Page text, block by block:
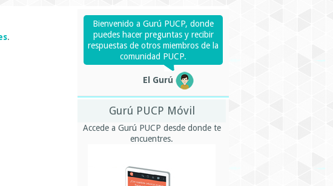
.
Bienvenido a Gurú PUCP, donde
puedes hacer preguntas y recibir
respuestas de otros miembros de la
comunidad PUCP.
El Gurú
Gurú PUCP Móvil
Accede a Gurú PUCP desde donde te
encuentres.